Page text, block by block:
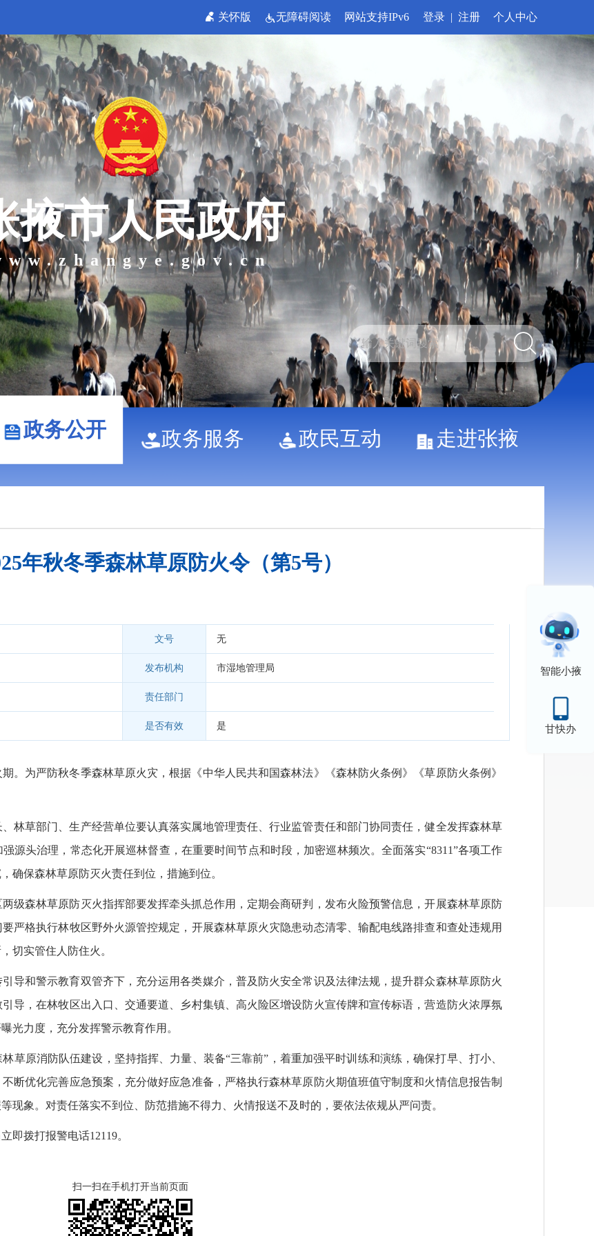
关怀版 无障碍阅读 网站支持IPv6 登录 | 注册 个人中心
掖市人民政府
政务公开 政务服务 政民互动 走进张掖
智能小掖
甘快办
年秋冬季森林草原防火令（第5号）
文号 无
发布机构 市湿地管理局
责任部门
是否有效 是
。为严防秋冬季森林草原火灾，根据《中华人民共和国森林法》《森林防火条例》《草原防火条例》
、林草部门、生产经营单位要认真落实属地管理责任、行业监管责任和部门协同责任，健全发挥森林草
源头治理，常态化开展巡林督查，在重要时间节点和时段，加密巡林频次。全面落实“8311”各项工作
确保森林草原防灭火责任到位，措施到位。
两级森林草原防灭火指挥部要发挥牵头抓总作用，定期会商研判，发布火险预警信息，开展森林草原防
严格执行林牧区野外火源管控规定，开展森林草原火灾隐患动态清零、输配电线路排查和查处违规用
切实管住人防住火。
引导和警示教育双管齐下，充分运用各类媒介，普及防火安全常识及法律法规，提升群众森林草原防火
导，在林牧区出入口、交通要道、乡村集镇、高火险区增设防火宣传牌和宣传标语，营造防火浓厚氛
光力度，充分发挥警示教育作用。
草原消防队伍建设，坚持指挥、力量、装备“三靠前”，着重加强平时训练和演练，确保打早、打小、
断优化完善应急预案，充分做好应急准备，严格执行森林草原防火期值班值守制度和火情信息报告制
现象。对责任落实不到位、防范措施不得力、火情报送不及时的，要依法依规从严问责。
即拨打报警电话12119。
扫一扫在手机打开当前页面